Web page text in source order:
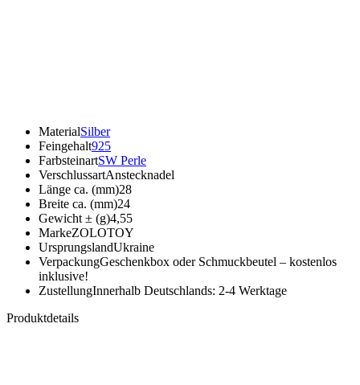
MaterialSilber
Feingehalt925
FarbsteinartSW Perle
VerschlussartAnstecknadel
Länge ca. (mm)28
Breite ca. (mm)24
Gewicht ± (g)4,55
MarkeZOLOTOY
UrsprungslandUkraine
VerpackungGeschenkbox oder Schmuckbeutel – kostenlos
inklusive!
ZustellungInnerhalb Deutschlands: 2-4 Werktage
Produktdetails